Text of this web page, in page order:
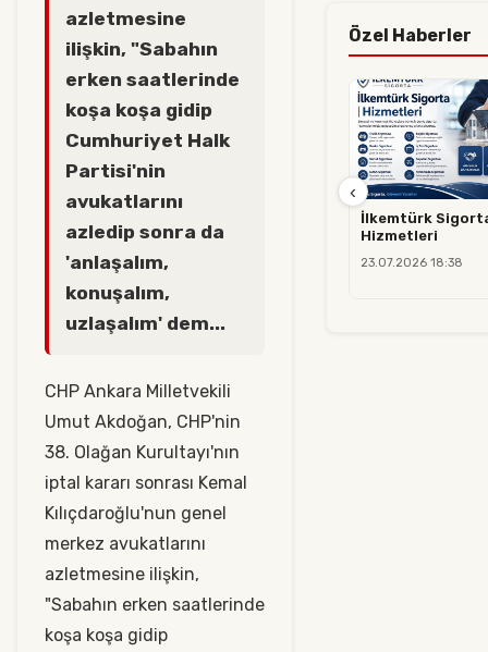
azletmesine
ilişkin, "Sabahın
erken saatlerinde
koşa koşa gidip
Cumhuriyet Halk
Partisi'nin
avukatlarını
azledip sonra da
'anlaşalım,
konuşalım,
uzlaşalım' dem...
CHP Ankara Milletvekili
Umut Akdoğan, CHP'nin
38. Olağan Kurultayı'nın
iptal kararı sonrası Kemal
Kılıçdaroğlu'nun genel
merkez avukatlarını
azletmesine ilişkin,
"Sabahın erken saatlerinde
koşa koşa gidip
Özel Haberler
İlkemtürk
Hizmetleri
23.07.2026 18:38
‹